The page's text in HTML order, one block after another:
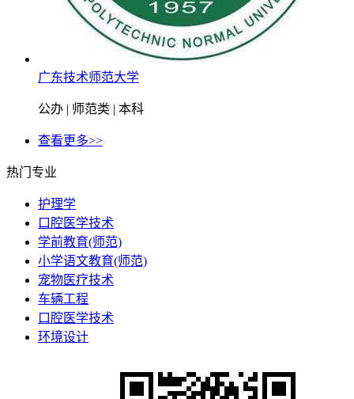
广东技术师范大学
公办 | 师范类 | 本科
查看更多>>
热门专业
护理学
口腔医学技术
学前教育(师范)
小学语文教育(师范)
宠物医疗技术
车辆工程
口腔医学技术
环境设计